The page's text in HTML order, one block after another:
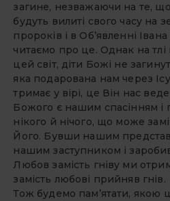
загине, незважаючи на те,
будуть вилиті свого часу на
пророків і в Об’явленні
читаємо про це. Однак на тлі
цей світ, діти Божі не
яка подарована нам через
тримає у вірі, це Він нас
Божого є нашим спасінням і
нікого й нічого, що може
Його. Бувши нашим
нашим заступником і
Любов замість гніву ми
замість любові прийняв гнів.
Тож будемо пам’ятати, якою